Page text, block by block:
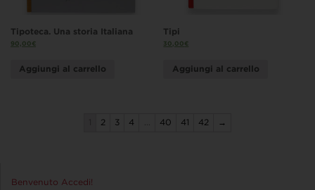
Tipoteca. Una storia Italiana
90,00€
Aggiungi al carrello
Tipi
30,00€
Aggiungi al carrello
2 3 4 … 40 41 42 →
Benvenuto Accedi!